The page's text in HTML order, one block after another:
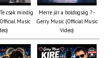
csak mindig
Music
Merre jár a boldogság ? -
Gerry Music (Official Music
Video)